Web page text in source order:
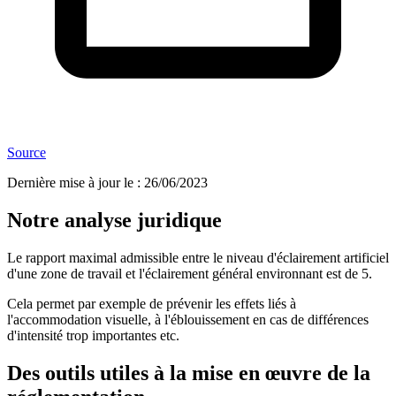
Source
Dernière mise à jour le : 26/06/2023
Notre analyse juridique
Le rapport maximal admissible entre le niveau d'éclairement artificiel
d'une zone de travail et l'éclairement général environnant est de 5.
Cela permet par exemple de prévenir les effets liés à
l'accommodation visuelle, à l'éblouissement en cas de différences
d'intensité trop importantes etc.
Des outils utiles à la mise en œuvre de la